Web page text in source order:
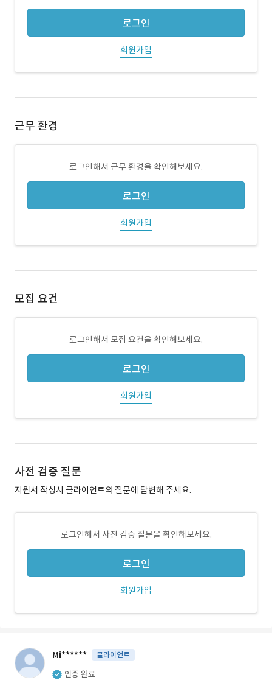
로그인
회원가입
근무 환경
로그인해서 근무 환경을 확인해보세요.
로그인
회원가입
모집 요건
로그인해서 모집 요건을 확인해보세요.
로그인
회원가입
사전 검증 질문
지원서 작성시 클라이언트의 질문에 답변해 주세요.
로그인해서 사전 검증 질문을 확인해보세요.
로그인
회원가입
Mi****** 클라이언트
인증 완료